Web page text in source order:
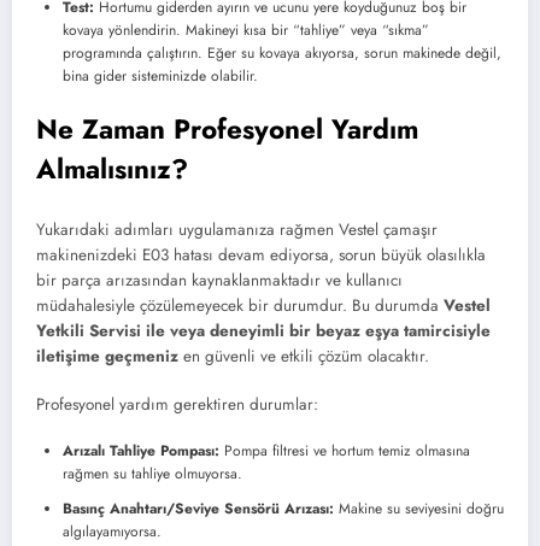
Test: Hortumu giderden ayırın ve ucunu yere koyduğunuz boş bir
kovaya yönlendirin. Makineyi kısa bir “tahliye” veya “sıkma”
programında çalıştırın. Eğer su kovaya akıyorsa, sorun makinede değil,
bina gider sisteminizde olabilir.
Ne Zaman Profesyonel Yardım
Almalısınız?
Yukarıdaki adımları uygulamanıza rağmen Vestel çamaşır
makinenizdeki E03 hatası devam ediyorsa, sorun büyük olasılıkla
bir parça arızasından kaynaklanmaktadır ve kullanıcı
müdahalesiyle çözülemeyecek bir durumdur. Bu durumda Vestel
Yetkili Servisi ile veya deneyimli bir beyaz eşya tamircisiyle
iletişime geçmeniz en güvenli ve etkili çözüm olacaktır.
Profesyonel yardım gerektiren durumlar:
Arızalı Tahliye Pompası: Pompa filtresi ve hortum temiz olmasına
rağmen su tahliye olmuyorsa.
Basınç Anahtarı/Seviye Sensörü Arızası: Makine su seviyesini doğru
algılayamıyorsa.